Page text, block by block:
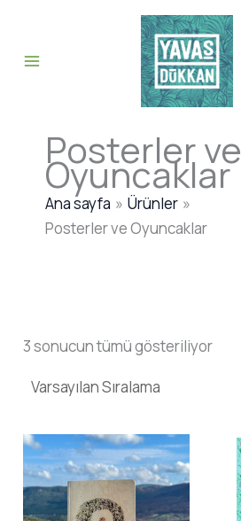
Posterler ve
Oyuncaklar
Ana sayfa
Ürünler
Posterler ve Oyuncaklar
3 sonucun tümü gösteriliyor